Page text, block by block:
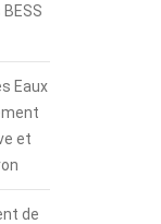
Eaux
et
de